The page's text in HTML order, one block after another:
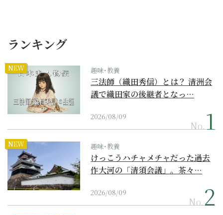
ランキング
NEW 趣味･教養
三法師（織田秀信）とは？ 清洲会
議で織田家の後継者となっ…
2026/08/09
No.
NEW 趣味･教養
けっこうハチャメチャだった過去
作大河の「清須会議」。茶々…
2026/08/09
No.